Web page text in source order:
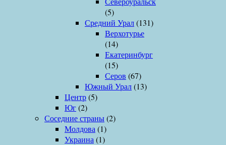
(5)
Средний Урал(131)
Верхотурье
(14)
Екатеринбург
(15)
Серов (67)
Южный Урал(13)
Центр(5)
Юг(2)
Соседние страны(2)
Молдова (1)
Украина (1)